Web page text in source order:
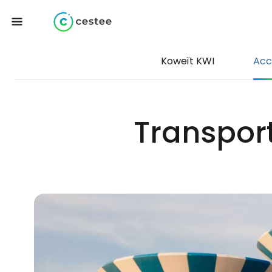
Koweït KWI